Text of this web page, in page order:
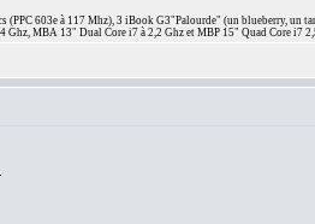
603e à 117 Mhz), 3 iBook G3"Palourde" (un blueberry,
MBA 13" Dual Core i7 à 2,2 Ghz et MBP 15" Quad Core i7